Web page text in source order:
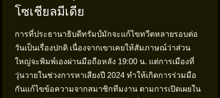
โซเชียลมีเดีย
การที่ประธานาธิบดีทรัมป์มักจะแก้ไขทวีตหลายรอบต่อ
วันเป็นเรื่องปกติ เนื่องจากเขาเคยให้สัมภาษณ์ว่าส่วน
ใหญ่จะพิมพ์เองผ่านมือถือหลัง 19:00 น. แต่การเมืองที่
วุ่นวายในช่วงการหาเสียงปี 2024 ทำให้เกิดการร่วมมือ
กันแก้ไขข้อความจากสมาชิกทีมงาน ตามการเปิดเผยใน